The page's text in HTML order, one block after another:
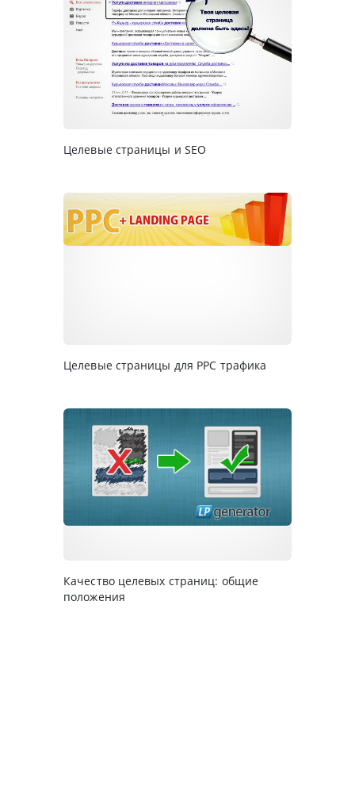
Целевые страницы и SEO
Целевые страницы для PPC трафика
Качество целевых страниц: общие
положения